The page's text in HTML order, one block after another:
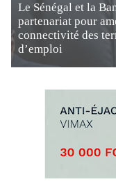
Le Sénégal et la
partenariat pour
connectivité des
d’emploi